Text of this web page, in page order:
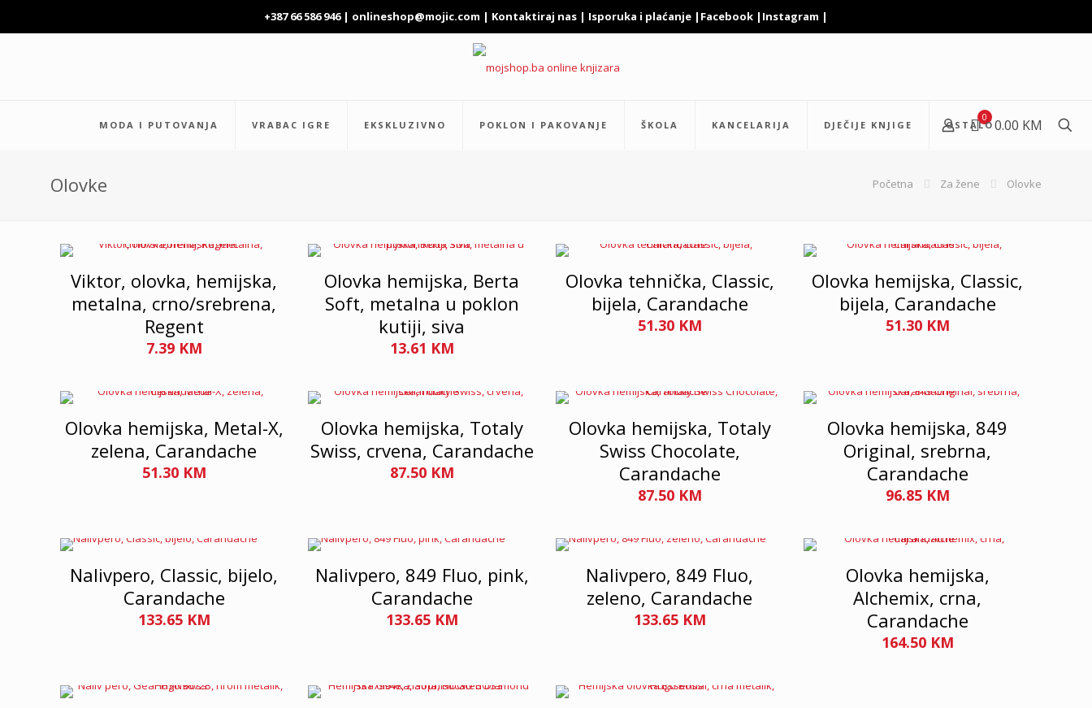
+387 66 586 946 | onlineshop@mojic.com | Kontaktiraj nas | Isporuka i plaćanje | Facebook | Instagram |
MODA I PUTOVANJA VRABAC IGRE EKSKLUZIVNO POKLON I PAKOVANJE ŠKOLA KANCELARIJA DJEČIJE KNJIGE OSTALO
0 0.00 KM
Olovke Početna Za žene Olovke
Viktor, olovka, hemijska,
metalna, crno/srebrena,
Regent
7.39 KM
Olovka hemijska, Berta
Soft, metalna u poklon
kutiji, siva
13.61 KM
Olovka tehnička, Classic,
bijela, Carandache
51.30 KM
Olovka hemijska, Classic,
bijela, Carandache
51.30 KM
Olovka hemijska, Metal-X,
zelena, Carandache
51.30 KM
Olovka hemijska, Totaly
Swiss, crvena, Carandache
87.50 KM
Olovka hemijska, Totaly
Swiss Chocolate,
Carandache
87.50 KM
Olovka hemijska, 849
Original, srebrna,
Carandache
96.85 KM
Nalivpero, Classic, bijelo,
Carandache
133.65 KM
Nalivpero, 849 Fluo, pink,
Carandache
133.65 KM
Nalivpero, 849 Fluo,
zeleno, Carandache
133.65 KM
Olovka hemijska,
Alchemix, crna,
Carandache
164.50 KM